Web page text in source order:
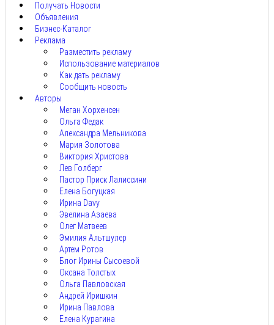
Получать Новости
Объявления
Бизнес-Каталог
Реклама
Разместить рекламу
Использование материалов
Как дать рекламу
Сообщить новость
Авторы
Меган Хорхенсен
Ольга Федак
Александра Мельникова
Мария Золотова
Виктория Христова
Лев Голберг
Пастор Приск Лалиссини
Елена Богуцкая
Ирина Davy
Эвелина Азаева
Олег Матвеев
Эмилия Альтшулер
Артем Ротов
Блог Ирины Сысоевой
Оксана Толстых
Ольга Павловская
Андрей Иришкин
Ирина Павлова
Елена Курагина